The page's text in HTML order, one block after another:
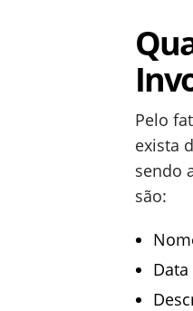
Pelo
exista
sendo
são: